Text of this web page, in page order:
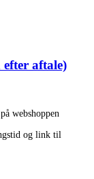
aftale)
webshoppen
og link til